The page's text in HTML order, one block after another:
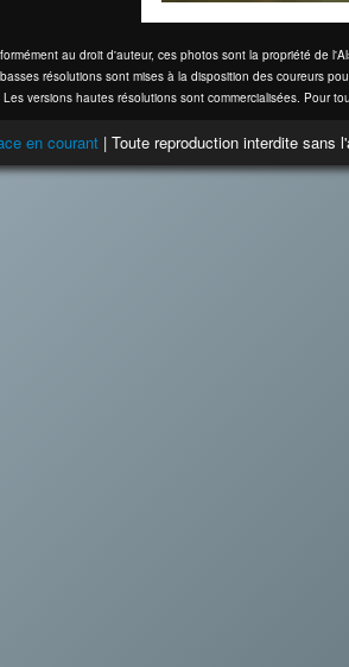
au droit d'auteur, ces photos sont la propriété de
résolutions sont mises à la disposition des coureurs
Les versions hautes résolutions sont commercialisées. Pour
en courant | Toute reproduction interdite sans